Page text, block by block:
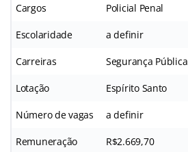
Cargos Policial Penal
Escolaridade a definir
Carreiras Segurança Pública
Lotação Espírito Santo
Número de vagas a definir
Remuneração R$2.669,70